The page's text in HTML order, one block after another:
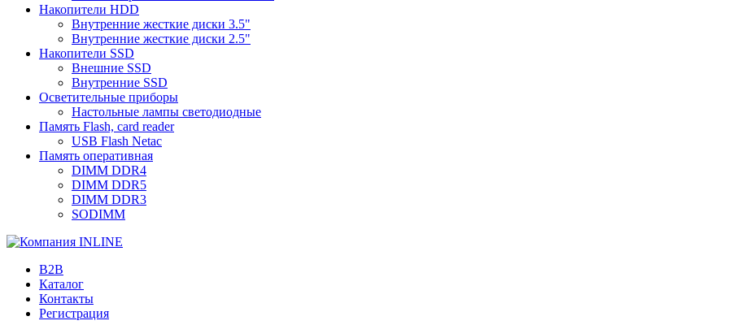
Накопители HDD
Внутренние жесткие диски 3.5"
Внутренние жесткие диски 2.5"
Накопители SSD
Внешние SSD
Внутренние SSD
Осветительные приборы
Настольные лампы светодиодные
Память Flash, card reader
USB Flash Netac
Память оперативная
DIMM DDR4
DIMM DDR5
DIMM DDR3
SODIMM
B2B
Каталог
Контакты
Регистрация